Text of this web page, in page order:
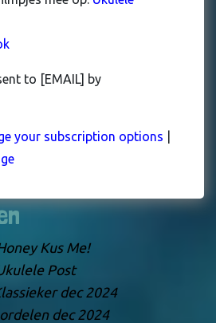
to [EMAIL] by
your subscription options
Kus Me!
Post
dec 2024
dec 2024